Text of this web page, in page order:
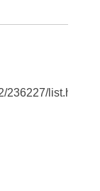
list.html